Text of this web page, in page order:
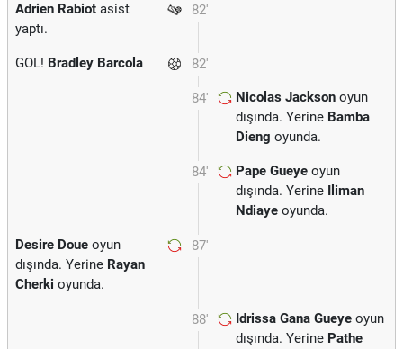
82'
Adrien Rabiot asist
yaptı.
82'
GOL! Bradley Barcola
84' Nicolas Jackson oyun
dışında. Yerine Bamba
Dieng oyunda.
84' Pape Gueye oyun
dışında. Yerine Iliman
Ndiaye oyunda.
87'
Desire Doue oyun
dışında. Yerine Rayan
Cherki oyunda.
88' Idrissa Gana Gueye oyun
dışında. Yerine Pathe